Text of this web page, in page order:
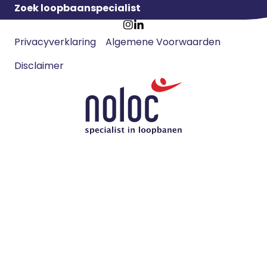
Zoek loopbaanspecialist
GaGa
Footer
navigatie
Privacyverklaring
Algemene Voorwaarden
Disclaimer